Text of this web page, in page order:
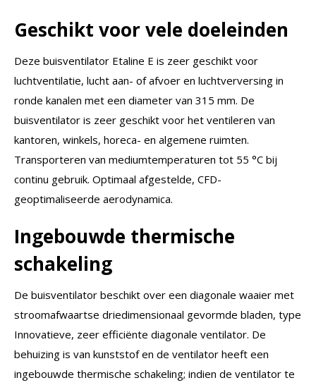
Geschikt voor vele doeleinden
Deze buisventilator Etaline E is zeer geschikt voor
luchtventilatie, lucht aan- of afvoer en luchtverversing in
ronde kanalen met een diameter van 315 mm. De
buisventilator is zeer geschikt voor het ventileren van
kantoren, winkels, horeca- en algemene ruimten.
Transporteren van mediumtemperaturen tot 55 °C bij
continu gebruik. Optimaal afgestelde, CFD-
geoptimaliseerde aerodynamica.
Ingebouwde thermische
schakeling
De buisventilator beschikt over een diagonale waaier met
stroomafwaartse driedimensionaal gevormde bladen, type
Innovatieve, zeer efficiënte diagonale ventilator. De
behuizing is van kunststof en de ventilator heeft een
ingebouwde thermische schakeling; indien de ventilator te